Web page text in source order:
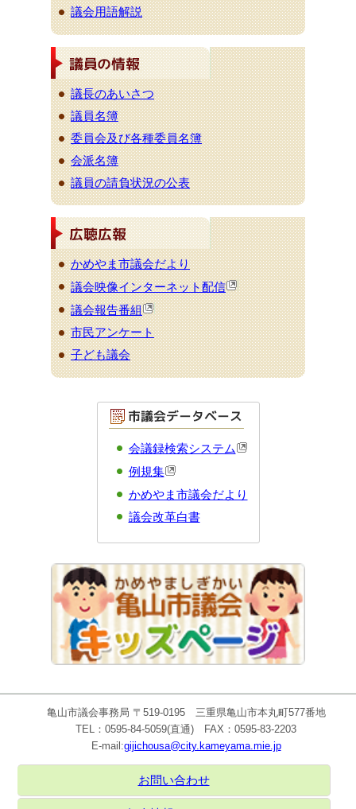
議会用語解説
議長のあいさつ
議員名簿
委員会及び各種委員名簿
会派名簿
議員の請負状況の公表
かめやま市議会だより
議会映像インターネット配信
議会報告番組
市民アンケート
子ども議会
会議録検索システム
例規集
かめやま市議会だより
議会改革白書
亀山市議会事務局 〒519-0195 三重県亀山市本丸町577番地
TEL：0595-84-5059(直通) FAX：0595-83-2203
E-mail:gijichousa@city.kameyama.mie.jp
お問い合わせ